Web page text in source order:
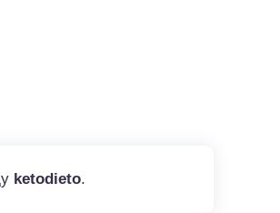
ketodieto.